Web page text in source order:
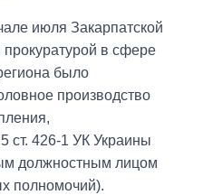
июля Закарпатской
в сфере
было
производство
ст. 426-1 УК Украины
должностным лицом
полномочий).